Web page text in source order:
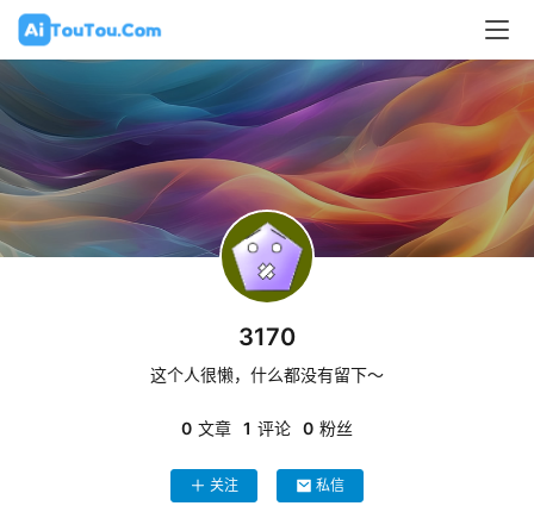
3170
这个人很懒，什么都没有留下～
0 文章 1 评论 0 粉丝
关注 私信